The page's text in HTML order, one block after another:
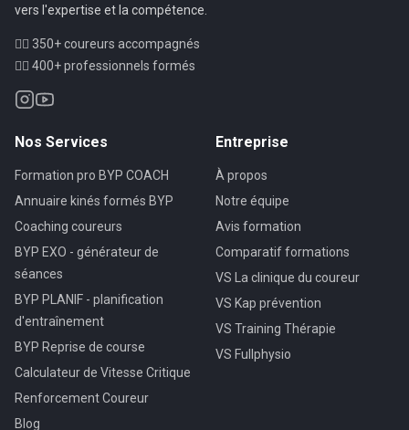
vers l'expertise et la compétence.
🏃‍♂️ 350+ coureurs accompagnés
👨‍⚕️ 400+ professionnels formés
Nos Services
Formation pro BYP COACH
Annuaire kinés formés BYP
Coaching coureurs
BYP EXO - générateur de
séances
BYP PLANIF - planification
d'entraînement
BYP Reprise de course
Calculateur de Vitesse Critique
Renforcement Coureur
Blog
Entreprise
À propos
Notre équipe
Avis formation
Comparatif formations
VS La clinique du coureur
VS Kap prévention
VS Training Thérapie
VS Fullphysio